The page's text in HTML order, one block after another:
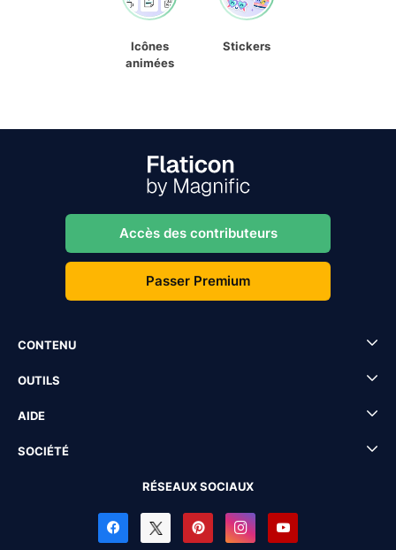
Icônes
animées
Stickers
Accès des contributeurs
Passer Premium
CONTENU
OUTILS
AIDE
SOCIÉTÉ
RÉSEAUX SOCIAUX